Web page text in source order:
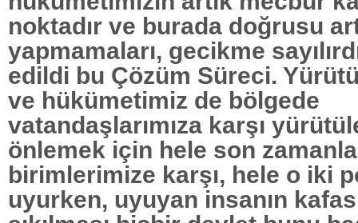
noktadır ve burada doğrusu
yapmamaları, gecikme
edildi bu Çözüm Süreci.
ve hükümetimiz de bölgede
vatandaşlarımıza karşı
önlemek için hele son
birimlerimize karşı, hele o iki
uyurken, uyuyan insanın